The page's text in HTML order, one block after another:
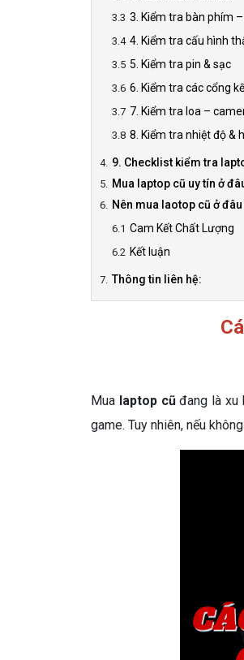
3. Kiểm tra bàn phím
4. Kiểm tra cấu hình
5. Kiểm tra pin & sạc
6. Kiểm tra các cổng
7. Kiểm tra loa –
8. Kiểm tra nhiệt độ &
9. Checklist kiểm tra
Mua laptop cũ uy tín ở
Nên mua laotop cũ ở
Cam Kết Chất Lượng
Kết luận
Thông tin liên hệ:
Mua laptop cũđang là xu
game. Tuy nhiên, nếu